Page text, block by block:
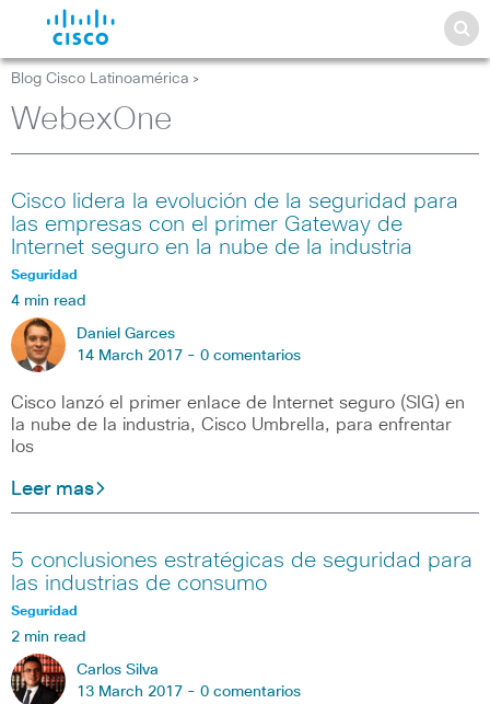
Blog Cisco Latinoamérica >
WebexOne
Cisco lidera la evolución de la seguridad para
las empresas con el primer Gateway de
Internet seguro en la nube de la industria
Seguridad
4 min read
Daniel Garces
14 March 2017 - 0 comentarios
Cisco lanzó el primer enlace de Internet seguro (SIG) en
la nube de la industria, Cisco Umbrella, para enfrentar
los
Leer mas
5 conclusiones estratégicas de seguridad para
las industrias de consumo
Seguridad
2 min read
Carlos Silva
13 March 2017 - 0 comentarios